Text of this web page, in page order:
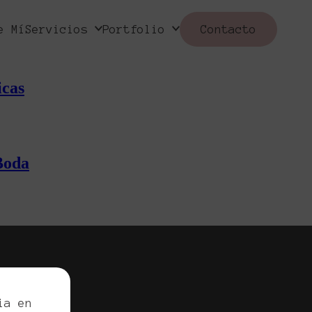
Mí Servicios Portfolio Contacto
en